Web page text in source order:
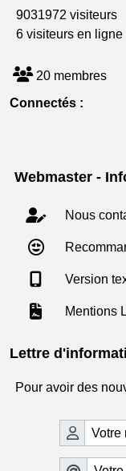
9031972 visiteurs
6 visiteurs en ligne
20 membres
Connectés :
Webmaster -
Nous
Version
Mentions
Lettre
Pour avoir des